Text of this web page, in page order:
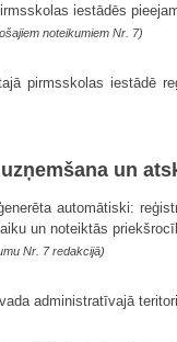
iestādēs
noteikumiem Nr. 7)
pirmsskolas iestādē
un
automātiski:
un noteiktās
Nr. 7 redakcijā)
administratīvajā